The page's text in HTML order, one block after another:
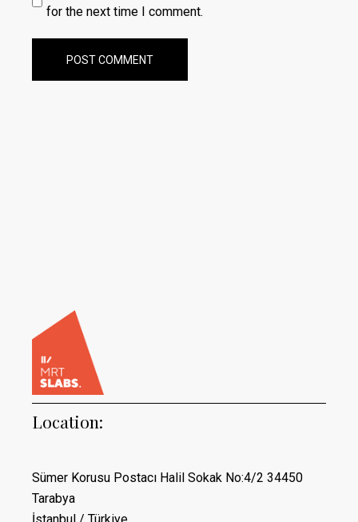
for the next time I comment.
POST COMMENT
Location:
Sümer Korusu Postacı Halil Sokak No:4/2 34450
Tarabya